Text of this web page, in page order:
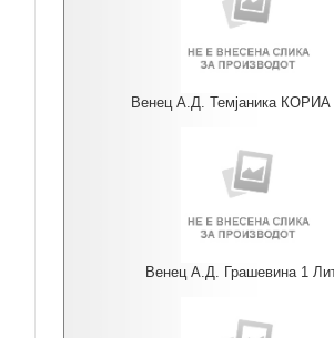
Венец А.Д. Темјаника КОРИА
Венец А.Д. Грашевина 1